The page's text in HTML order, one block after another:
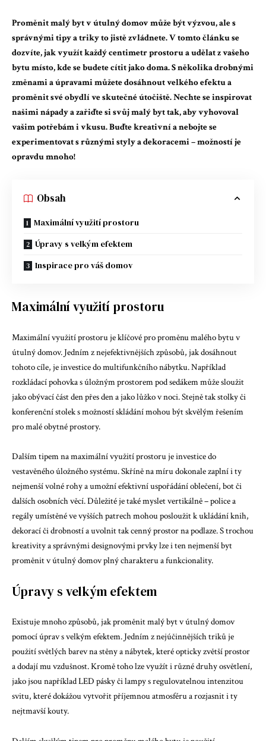
Proměnit malý byt v útulný domov může být výzvou, ale s
správnými tipy a triky to jistě zvládnete. V tomto článku se
dozvíte, jak využít každý centimetr prostoru a udělat z vašeho
bytu místo, kde se budete cítit jako doma. S několika drobnými
změnami a úpravami můžete dosáhnout velkého efektu a
proměnit své obydlí ve skutečné útočiště. Nechte se inspirovat
našimi nápady a zařiďte si svůj malý byt tak, aby vyhovoval
vašim potřebám i vkusu. Buďte kreativní a nebojte se
experimentovat s různými styly a dekoracemi – možností je
opravdu mnoho!
Obsah
Maximální využití prostoru
Úpravy s velkým efektem
Inspirace pro váš domov
Maximální využití prostoru
Maximální využití prostoru je klíčové pro proměnu malého bytu v
útulný domov. Jedním z nejefektivnějších způsobů, jak dosáhnout
tohoto cíle, je investice do multifunkčního nábytku. Například
rozkládací pohovka s úložným prostorem pod sedákem může sloužit
jako obývací část den přes den a jako lůžko v noci. Stejně tak stolky či
konferenční stolek s možností skládání mohou být skvělým řešením
pro malé obytné prostory.
Dalším tipem na maximální využití prostoru je investice do
vestavěného úložného systému. Skříně na míru dokonale zaplní i ty
nejmenší volné rohy a umožní efektivní uspořádání oblečení, bot či
dalších osobních věcí. Důležité je také myslet vertikálně – police a
regály umístěné ve vyšších patrech mohou posloužit k ukládání knih,
dekorací či drobností a uvolnit tak cenný prostor na podlaze. S trochou
kreativity a správnými designovými prvky lze i ten nejmenší byt
proměnit v útulný domov plný charakteru a funkcionality.
Úpravy s velkým efektem
Existuje mnoho způsobů, jak proměnit malý byt v útulný domov
pomocí úprav s velkým efektem. Jedním z nejúčinnějších triků je
použití světlých barev na stěny a nábytek, které opticky zvětší prostor
a dodají mu vzdušnost. Kromě toho lze využít i různé druhy osvětlení,
jako jsou například LED pásky či lampy s regulovatelnou intenzitou
svitu, které dokážou vytvořit příjemnou atmosféru a rozjasnit i ty
nejtmavší kouty.